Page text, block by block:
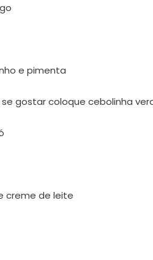
e pimenta
gostar coloque cebolinha
creme de leite